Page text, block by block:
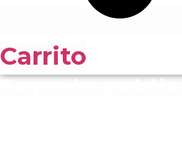
Carrito